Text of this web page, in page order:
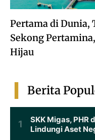
Pertama di Dunia,
Sekong
Hijau
Berita